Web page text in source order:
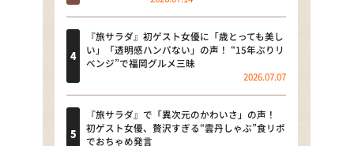
ＬＩＦＥ～夢のカタチ～
新婚さんいらっしゃい！
ザキ山小屋本館
『旅サラダ』初ゲスト女優に「歳とっても美し
い」「透明感ハンパない」の声！ “15年ぶりリ
ベンジ”で福岡グルメ三昧
2026.07.07
『旅サラダ』で「異次元のかわいさ」の声！
初ゲスト女優、贅沢すぎる“雲丹しゃぶ”食リポ
でおちゃめ発言